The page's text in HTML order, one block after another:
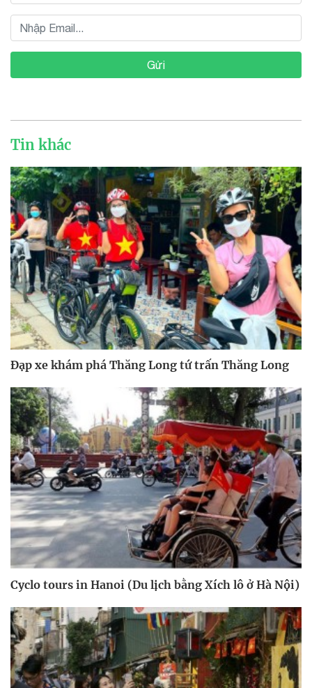
Gửi
Tin khác
Đạp xe khám phá Thăng Long tứ trấn Thăng Long
Cyclo tours in Hanoi (Du lịch bằng Xích lô ở Hà Nội)